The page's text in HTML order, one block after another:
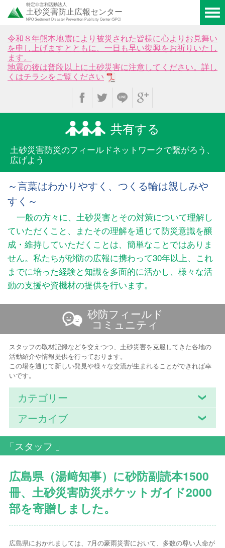
特定非営利活動法人
土砂災害防止広報センター
NPO Sediment Disaster Prevention Publicity Center (SPC)
令和８年熊本地震により被災された皆様に心よりお見舞い
を申し上げますとともに、一日も早い復興をお祈りいたし
ます。
地震の後は普段以上に土砂災害に注意してください。詳し
くはチラシをご覧ください
共有する
土砂災害防災のフィールドネットワークで繋がろう、
広げよう
～言葉はわかりやすく、つくる輪は親しみや
すく～
一般の方々に、土砂災害とその対策について理解し
ていただくこと、またその理解を通じて防災意識を醸
成・維持していただくことは、簡単なことではありま
せん。私たちが砂防の広報に携わって30年以上、これ
までに培った経験と知識を多面的に活かし、様々な活
動の支援や資機材の提供を行います。
砂防フィールド
コミュニティ
スタッフの取材記録などを交えつつ、土砂災害を克服してきた各地の
活動紹介や情報提供を行っております。
この場を通じて新しい発見や様々な交流が生まれることができれば幸
いです。
カテゴリー
アーカイブ
「スタッフ 」
広島県（湯﨑知事）に砂防副読本1500
冊、土砂災害防災ポケットガイド2000
部を寄贈しました。
広島県におかれましては、7月の豪雨災害において、多数の尊い人命が